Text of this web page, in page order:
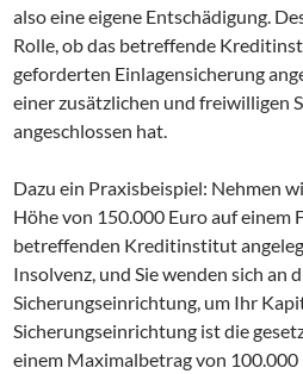
also eine eigene Entschädigung.
Rolle, ob das betreffende
geforderten Einlagensicherung
einer zusätzlichen und freiwilligen
angeschlossen hat.
Dazu ein Praxisbeispiel: Nehmen
Höhe von 150.000 Euro auf einem
betreffenden Kreditinstitut
Insolvenz, und Sie wenden sich an
Sicherungseinrichtung, um Ihr
Sicherungseinrichtung ist die
einem Maximalbetrag von 100.000